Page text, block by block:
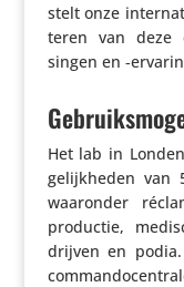
stelt onze
teren van deze
singen en
Het lab in
ge­lijk­heden van
waaronder
productie,
drijven en